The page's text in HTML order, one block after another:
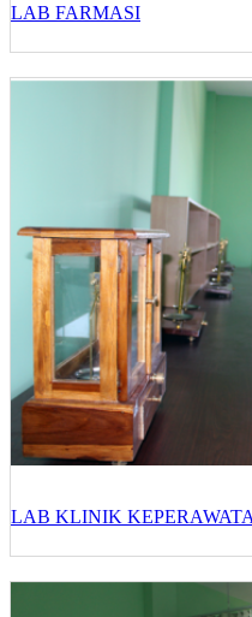
LAB FARMASI
LAB KLINIK